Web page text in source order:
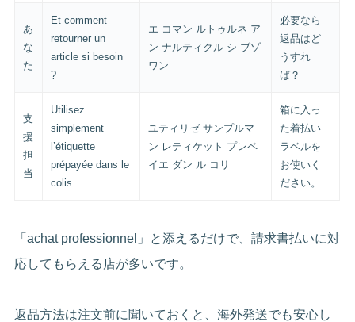
あ
な
た
Et comment
retourner un
article si besoin
?
エ コマン ルトゥルネ ア
ン ナルティクル シ ブゾ
ワン
必要なら
返品はど
うすれ
ば？
支
援
担
当
Utilisez
simplement
l’étiquette
prépayée dans le
colis.
ユティリゼ サンプルマ
ン レティケット プレペ
イエ ダン ル コリ
箱に入っ
た着払い
ラベルを
お使いく
ださい。
「achat professionnel」と添えるだけで、請求書払いに対
応してもらえる店が多いです。
返品方法は注文前に聞いておくと、海外発送でも安心し